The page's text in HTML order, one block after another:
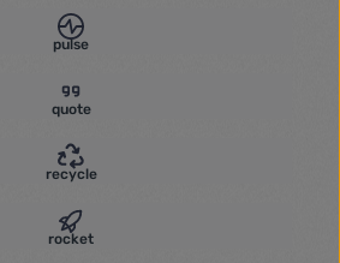
pulse
quote
recycle
rocket